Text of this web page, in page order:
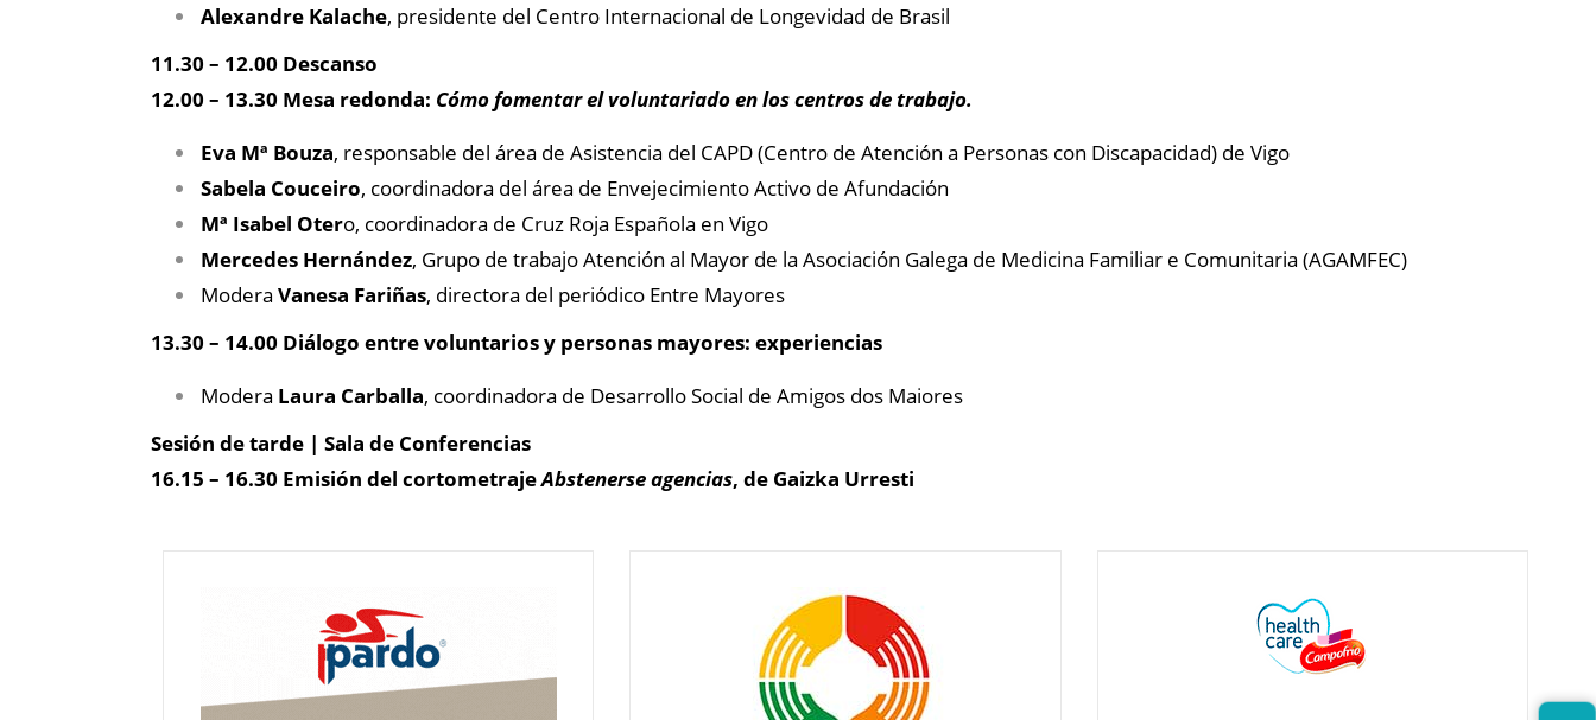
Alexandre Kalache, presidente del Centro Internacional de Longevidad de Brasil
11.30 – 12.00 Descanso
12.00 – 13.30 Mesa redonda: Cómo fomentar el voluntariado en los centros de trabajo.
Eva Mª Bouza, responsable del área de Asistencia del CAPD (Centro de Atención a Personas con Discapacidad) de Vigo
Sabela Couceiro, coordinadora del área de Envejecimiento Activo de Afundación
Mª Isabel Otero, coordinadora de Cruz Roja Española en Vigo
Mercedes Hernández, Grupo de trabajo Atención al Mayor de la Asociación Galega de Medicina Familiar e Comunitaria (AGAMFEC)
Modera Vanesa Fariñas, directora del periódico Entre Mayores
13.30 – 14.00 Diálogo entre voluntarios y personas mayores: experiencias
Modera Laura Carballa, coordinadora de Desarrollo Social de Amigos dos Maiores
Sesión de tarde | Sala de Conferencias
16.15 – 16.30 Emisión del cortometrajeAbstenerse agencias, de Gaizka Urresti